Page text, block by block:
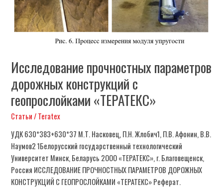
Исследование прочностных параметров
дорожных конструкций с
геопрослойками «ТЕРАТЕКС»
Статьи/Teratex
УДК 630*383+630*37 М.Т. Насковец, П.Н. Жлобич1, П.В. Афонин, В.В.
Наумов2 1Белорусский государственный технологический
Университет Минск, Беларусь 2ООО «ТЕРАТЕКС», г. Благовещенск,
Россия ИССЛЕДОВАНИЕ ПРОЧНОСТНЫХ ПАРАМЕТРОВ ДОРОЖНЫХ
КОНСТРУКЦИЙ С ГЕОПРОСЛОЙКАМИ «ТЕРАТЕКС» Реферат.
«ТЕРАТЕКС»